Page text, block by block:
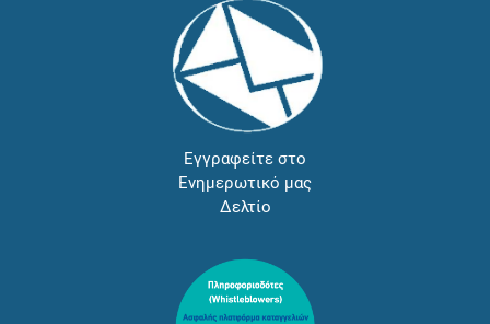
Εγγραφείτε στο
Ενημερωτικό μας
Δελτίο